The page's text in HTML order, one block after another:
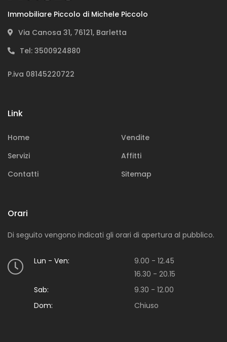
particolare?
Vuoi mettere in vendita una o più proprietà
immobiliari?
Immobiliare Piccolo di Michele Piccolo
Via Canosa 31, 76121, Barletta
Tel: 3500924880
P.iva 08145220722
Link
Home
Servizi
Contatti
Vendite
Affitti
Sitemap
Orari
Di seguito vengono indicati gli orari di apertura al pubblico.
Lun - Ven:
9.00 - 12.45
16.30 - 20.15
Sab:
9.30 - 12.00
Dom:
Chiuso